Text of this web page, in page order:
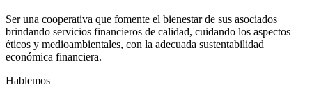
Ser una cooperativa que fomente el bienestar de sus asociados
brindando servicios financieros de calidad, cuidando los aspectos
éticos y medioambientales, con la adecuada sustentabilidad
económica financiera.
Hablemos